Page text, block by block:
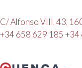
C/ Alfonso VIII, 43,
+34 658 629 185 +34